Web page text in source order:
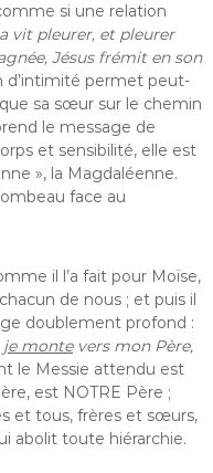
si une relation
vit pleurer, et pleurer
Jésus frémit en son
d’intimité permet peut-
sa sœur sur le chemin
le message de
et sensibilité, elle est
», la Magdaléenne.
face au
il l’a fait pour Moïse,
de nous ; et puis il
doublement profond :
je montevers mon Père,
le Messie attendu est
est NOTRE Père ;
et tous, frères et sœurs,
abolit toute hiérarchie.